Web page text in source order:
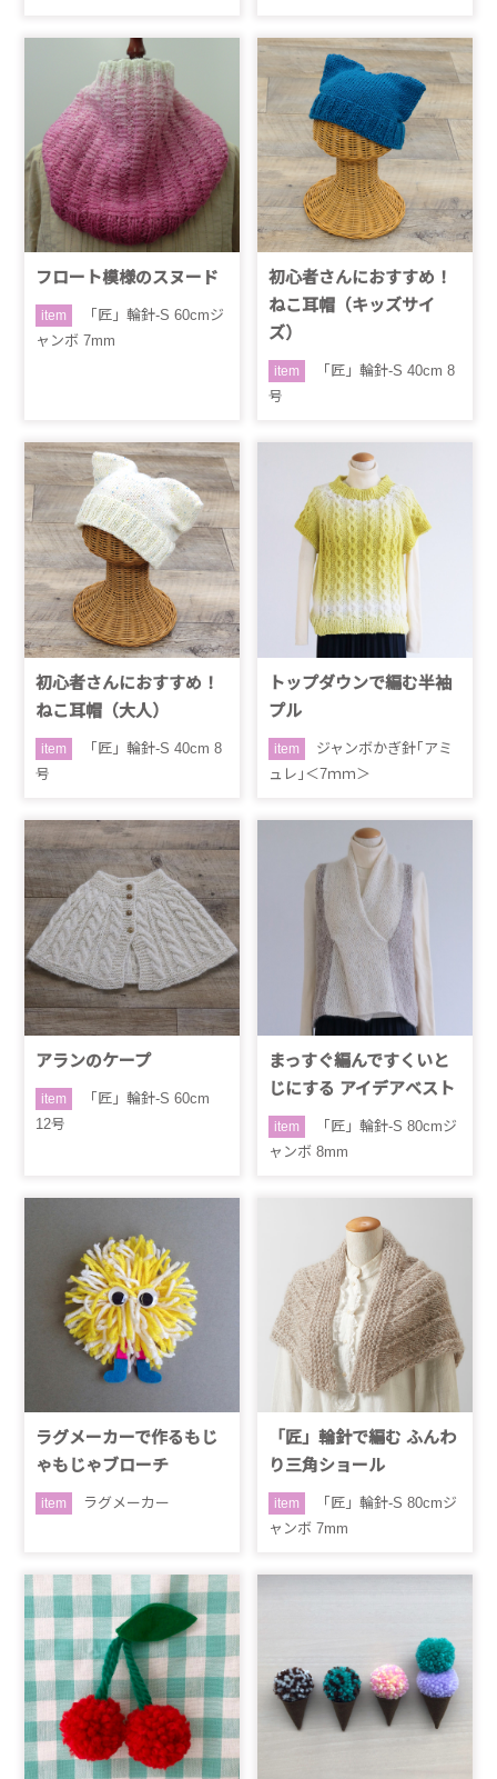
フロート模様のスヌード
item
「匠」輪針-S 60cmジ
ャンボ 7mm
初心者さんにおすすめ！
ねこ耳帽（キッズサイ
ズ）
item
「匠」輪針-S 40cm 8
号
初心者さんにおすすめ！
ねこ耳帽（大人）
item
「匠」輪針-S 40cm 8
号
トップダウンで編む半袖
プル
item
ジャンボかぎ針｢アミ
ュレ｣＜7ｍｍ＞
アランのケープ
item
「匠」輪針-S 60cm
12号
まっすぐ編んですくいと
じにする アイデアベスト
item
「匠」輪針-S 80cmジ
ャンボ 8mm
ラグメーカーで作るもじ
ゃもじゃブローチ
item ラグメーカー
「匠」輪針で編む ふんわ
り三角ショール
item
「匠」輪針-S 80cmジ
ャンボ 7mm